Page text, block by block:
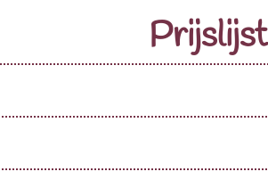
Prijslijst